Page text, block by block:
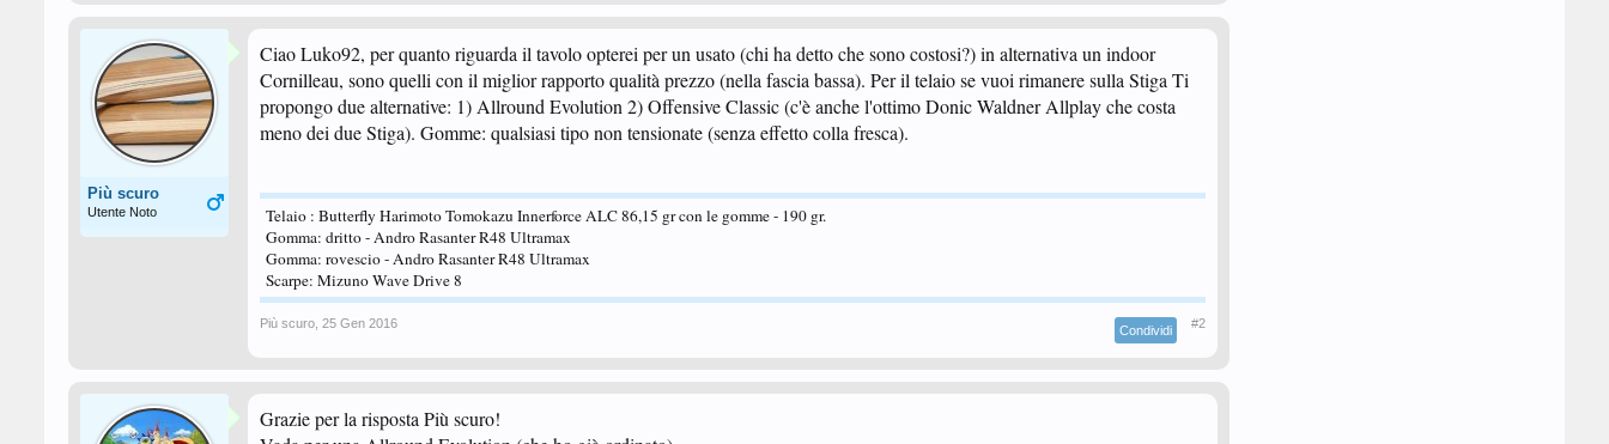
Più scuro
Utente Noto
Ciao Luko92, per quanto riguarda il tavolo opterei per un usato (chi ha detto che sono costosi?) in alternativa un indoor
Cornilleau, sono quelli con il miglior rapporto qualità prezzo (nella fascia bassa). Per il telaio se vuoi rimanere sulla Stiga Ti
propongo due alternative: 1) Allround Evolution 2) Offensive Classic (c'è anche l'ottimo Donic Waldner Allplay che costa
meno dei due Stiga). Gomme: qualsiasi tipo non tensionate (senza effetto colla fresca).
Telaio : Butterfly Harimoto Tomokazu Innerforce ALC 86,15 gr con le gomme - 190 gr.
Gomma: dritto - Andro Rasanter R48 Ultramax
Gomma: rovescio - Andro Rasanter R48 Ultramax
Scarpe: Mizuno Wave Drive 8
Più scuro 25 Gen 2016 Condividi #2
Grazie per la risposta Più scuro!